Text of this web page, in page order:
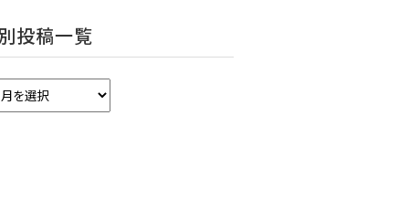
投稿一覧